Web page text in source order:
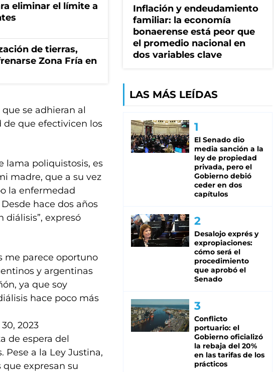
eliminar el límite a
de tierras,
Zona Fría en
se adhieran al
de que efectivicen los
lama poliquistosis, es
madre, que a su vez
la enfermedad
hace dos años
diálisis”, expresó
me parece oportuno
y argentinas
ya que soy
hace poco más
2023
de espera del
Pese a la Ley Justina,
expresan su
Inflación y endeudamiento
familiar: la economía
bonaerense está peor que
el promedio nacional en
dos variables clave
LAS MÁS LEÍDAS
El Senado dio
media sanción a la
ley de propiedad
privada, pero el
Gobierno debió
ceder en dos
capítulos
Desalojo exprés y
expropiaciones:
cómo será el
procedimiento
que aprobó el
Senado
Conflicto
portuario: el
Gobierno oficializó
la rebaja del 20%
en las tarifas de los
prácticos